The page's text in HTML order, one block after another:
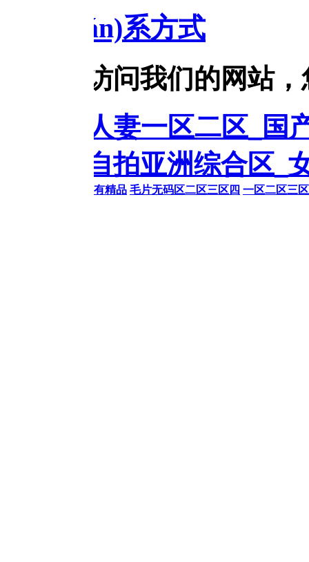
系方式
问我们的网站，您可能
妻一区二区_国产v亚洲
拍亚洲综合区_女性高
毛片无码区二区三区四 一区二区三区国产免费 亚洲无码